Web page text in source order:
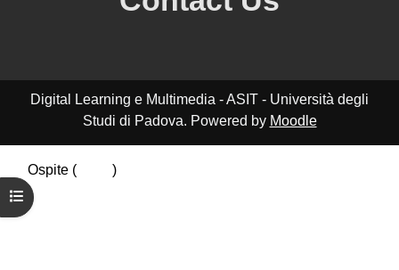
Apri indice del corso
Digital Learning e Multimedia - ASIT - Università degli
Studi di Padova. Powered by Moodle
Ospite (
)
Riepilogo della conservazione dei dati
Politiche